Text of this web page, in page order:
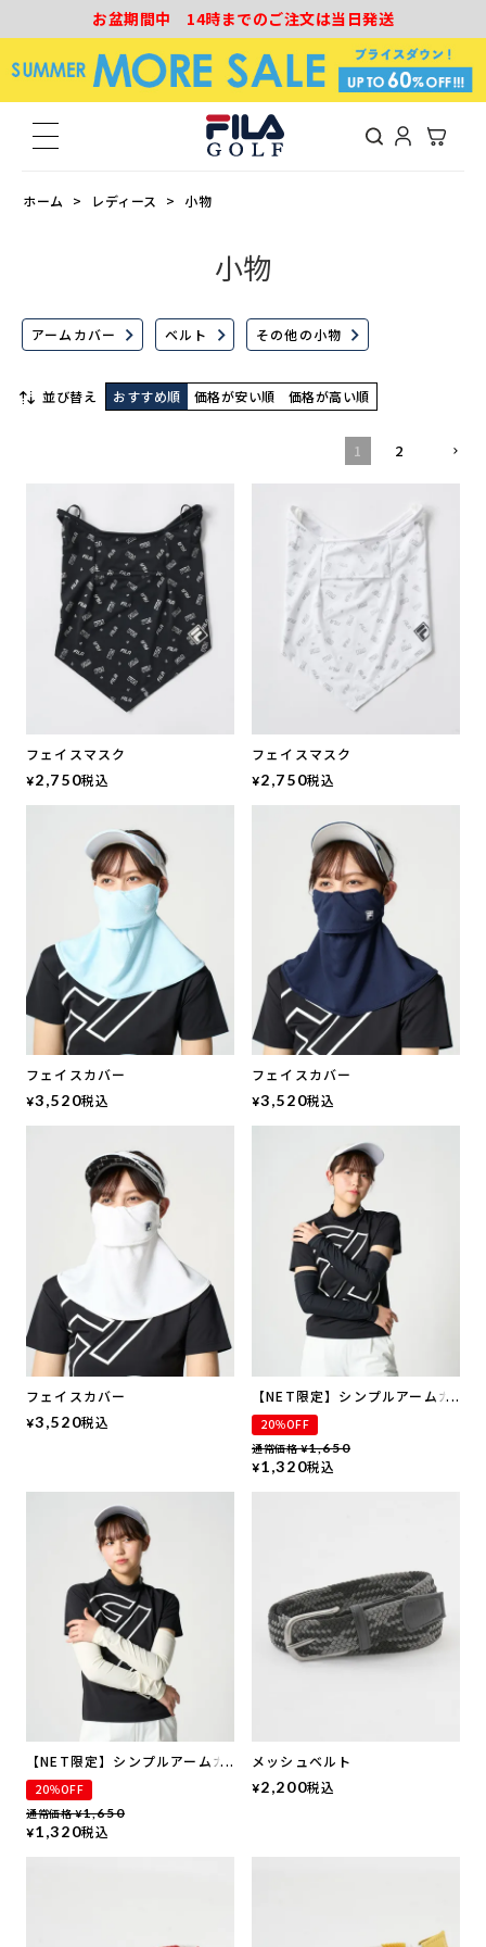
お盆期間中 14時までのご注文は当日発送
ホーム レディース 小物
小物
アームカバー ベルト その他の小物
並び替え おすすめ順 価格が安い順 価格が高い順
1 2
フェイスマスク
¥2,750税込
フェイスマスク
¥2,750税込
フェイスカバー
¥3,520税込
フェイスカバー
¥3,520税込
フェイスカバー
¥3,520税込
【NET限定】シンプルアームカ
バー
20％OFF
通常価格 ¥1,650
¥1,320税込
【NET限定】シンプルアームカ
バー
20％OFF
通常価格 ¥1,650
¥1,320税込
メッシュベルト
¥2,200税込